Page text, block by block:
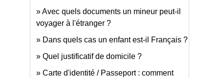
Avec quels documents un mineur peut-il
voyager à l'étranger ?
Dans quels cas un enfant est-il Français ?
Quel justificatif de domicile ?
Carte d'identité / Passeport : comment